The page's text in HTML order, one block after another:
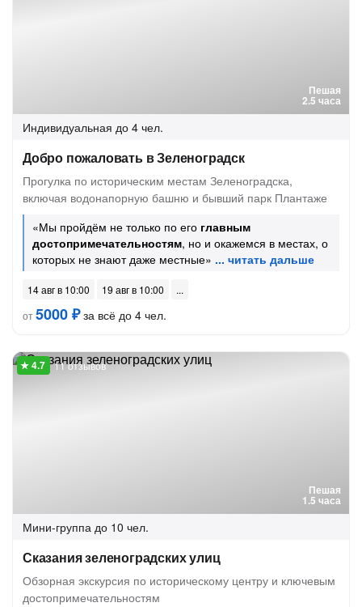
Пешая
2.5 часа
Индивидуальная до 4 чел.
Добро пожаловать в Зеленоградск
Прогулка по историческим местам Зеленоградска,
включая водонапорную башню и бывший парк Плантаже
«Мы пройдём не только по его главным
достопримечательностям, но и окажемся в местах, о
которых не знают даже местные»
14 авг в 10:00
19 авг в 10:00
от5000 ₽за всё до 4 чел.
Пешая
1.5 часа
11 отзывов
Мини-группа до 10 чел.
Сказания зеленоградских улиц
Обзорная экскурсия по историческому центру и ключевым
достопримечательностям